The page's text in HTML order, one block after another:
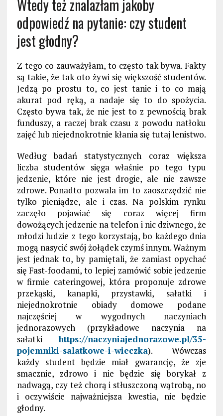
Wtedy też znalazłam jakoby
odpowiedź na pytanie: czy student
jest głodny?
Z tego co zauważyłam, to często tak bywa. Fakty
są takie, że tak oto żywi się większość studentów.
Jedzą po prostu to, co jest tanie i to co mają
akurat pod ręką, a nadaje się to do spożycia.
Często bywa tak, że nie jest to z pewnością brak
funduszy, a raczej brak czasu z powodu natłoku
zajęć lub niejednokrotnie kłania się tutaj lenistwo.
Według badań statystycznych coraz większa
liczba studentów sięga właśnie po tego typu
jedzenie, które nie jest drogie, ale nie zawsze
zdrowe. Ponadto pozwala im to zaoszczędzić nie
tylko pieniądze, ale i czas. Na polskim rynku
zaczęło pojawiać się coraz więcej firm
dowożących jedzenie na telefon i nic dziwnego, że
młodzi ludzie z tego korzystają, bo każdego dnia
mogą nasycić swój żołądek czymś innym. Ważnym
jest jednak to, by pamiętali, że zamiast opychać
się Fast-foodami, to lepiej zamówić sobie jedzenie
w firmie cateringowej, która proponuje zdrowe
przekąski, kanapki, przystawki, sałatki i
niejednokrotnie obiady domowe podane
najczęściej w wygodnych naczyniach
jednorazowych (przykładowe naczynia na
sałatkihttps://naczyniajednorazowe.pl/35-
pojemniki-salatkowe-i-wieczka). Wówczas
każdy student będzie miał gwarancję, że zje
smacznie, zdrowo i nie będzie się borykał z
nadwagą, czy też chorą i stłuszczoną wątrobą, no
i oczywiście najważniejsza kwestia, nie będzie
głodny.